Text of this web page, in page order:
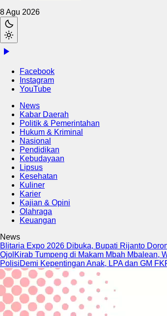
8 Agu 2026
Facebook
Instagram
YouTube
News
Kabar Daerah
Politik & Pemerintahan
Hukum & Kriminal
Nasional
Pendidikan
Kebudayaan
Lipsus
Kesehatan
Kuliner
Karier
Kajian & Opini
Olahraga
Keuangan
News
Blitaria Expo 2026 Dibuka, Bupati Rijanto
Ojol Kirab Tumpeng di Makam Mbah Mbalean,
PolisiDemi Kepentingan Anak, LPA dan GM